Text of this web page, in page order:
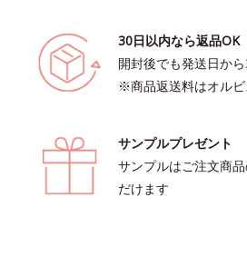
30日以内なら返品OK
開封後でも発送日か
※商品返送料はオル
サンプルプレゼント
サンプルはご注文商
だけます